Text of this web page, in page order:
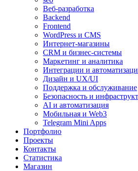
Веб-разработка
Backend
Frontend
WordPress и CMS
Интернет-магазины
CRM и бизнес-системы
Маркетинг и аналитика
Интеграции и
Дизайн и UX/UI
Поддержка и обслуживание
Безопасность и
AI и автоматизация
Мобильная и Web3
Telegram Mini Apps
Портфолио
Проекты
Контакты
Статистика
Магазин